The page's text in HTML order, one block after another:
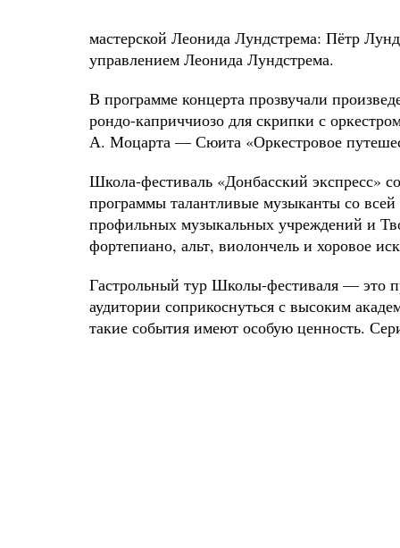
мастерской Леонида Лундстрема: Пётр
управлением Леонида Лундстрема.
В программе концерта прозвучали
рондо-каприччиозо для скрипки с
А. Моцарта — Сюита «Оркестровое
Школа-фестиваль «Донбасский экспресс»
программы талантливые музыканты со
профильных музыкальных учреждений и
фортепиано, альт, виолончель и хоровое
Гастрольный тур Школы-фестиваля — это
аудитории соприкоснуться с высоким
такие события имеют особую ценность.